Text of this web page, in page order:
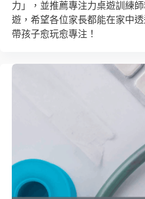
力」，並推薦專注力桌遊訓練
遊，希望各位家長都能在家中透
帶孩子愈玩愈專注！